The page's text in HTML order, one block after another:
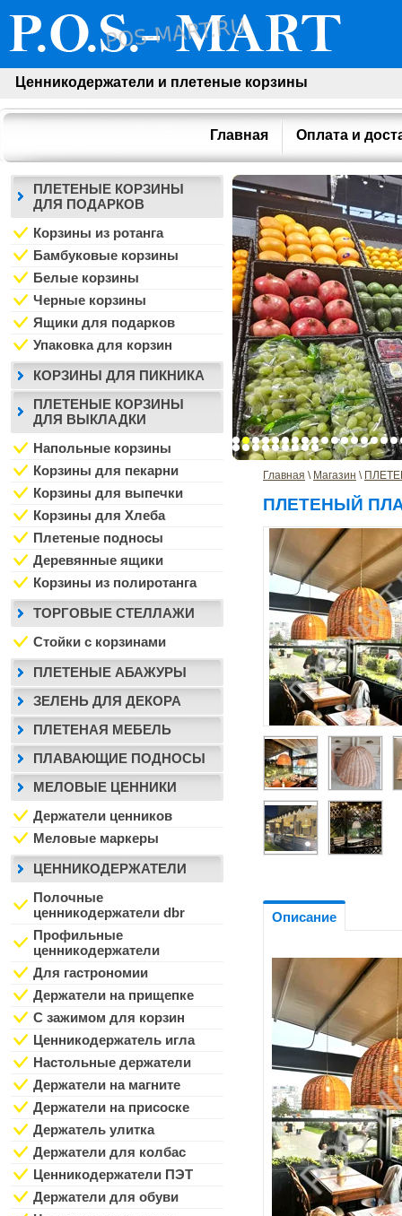
Ценникодержатели и плетеные корзины
Главная Оплата и
Главная \ Магазин \
ПЛЕТЕНЫЙ
Описание
ПЛЕТЕНЫЕ КОРЗИНЫ
ДЛЯ ПОДАРКОВ
Корзины из ротанга
Бамбуковые корзины
Белые корзины
Черные корзины
Ящики для подарков
Упаковка для корзин
КОРЗИНЫ ДЛЯ ПИКНИКА
ПЛЕТЕНЫЕ КОРЗИНЫ
ДЛЯ ВЫКЛАДКИ
Напольные корзины
Корзины для пекарни
Корзины для выпечки
Корзины для Хлеба
Плетеные подносы
Деревянные ящики
Корзины из полиротанга
ТОРГОВЫЕ СТЕЛЛАЖИ
Стойки с корзинами
ПЛЕТЕНЫЕ АБАЖУРЫ
ЗЕЛЕНЬ ДЛЯ ДЕКОРА
ПЛЕТЕНАЯ МЕБЕЛЬ
ПЛАВАЮЩИЕ ПОДНОСЫ
МЕЛОВЫЕ ЦЕННИКИ
Держатели ценников
Меловые маркеры
ЦЕННИКОДЕРЖАТЕЛИ
Полочные
ценникодержатели dbr
Профильные
ценникодержатели
Для гастрономии
Держатели на прищепке
С зажимом для корзин
Ценникодержатель игла
Настольные держатели
Держатели на магните
Держатели на присоске
Держатель улитка
Держатели для колбас
Ценникодержатели ПЭТ
Держатели для обуви